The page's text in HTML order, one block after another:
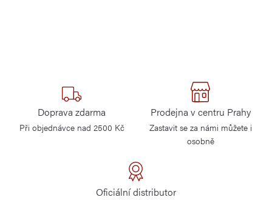
Doprava zdarma
Při objednávce nad 2500 Kč
Prodejna v centru Prahy
Zastavit se za námi můžete i
osobně
Oficiální distributor